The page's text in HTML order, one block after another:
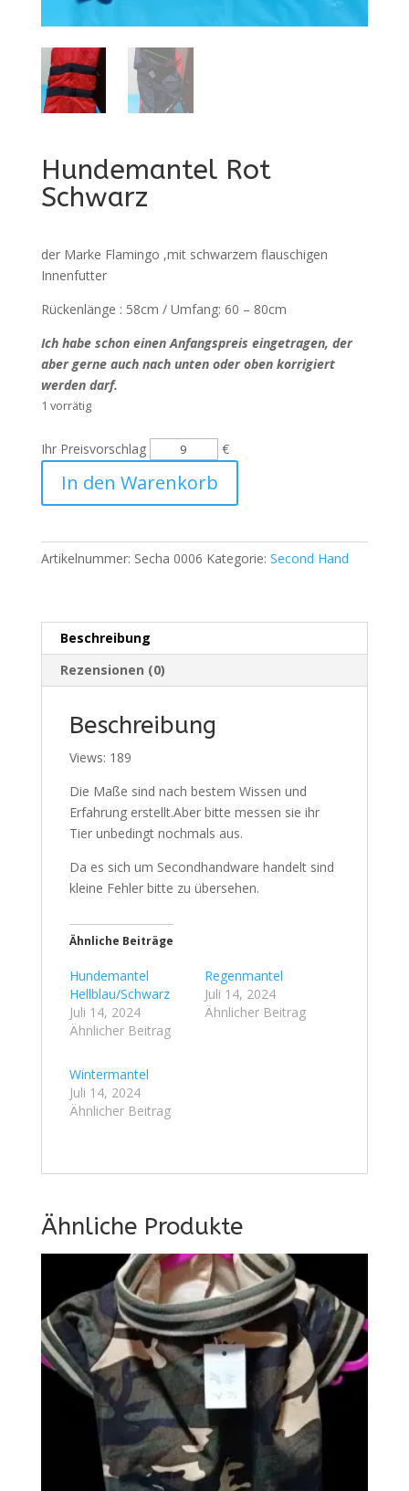
Hundemantel Rot
Schwarz
der Marke Flamingo ,mit schwarzem flauschigen
Innenfutter
Rückenlänge : 58cm / Umfang: 60 – 80cm
Ich habe schon einen Anfangspreis eingetragen, der
aber gerne auch nach unten oder oben korrigiert
werden darf.
1 vorrätig
Ihr Preisvorschlag €
Hundemantel
Rot
Schwarz
Menge
In den Warenkorb
Artikelnummer: Secha 0006 Kategorie: Second Hand
Beschreibung
Rezensionen (0)
Beschreibung
Views: 189
Die Maße sind nach bestem Wissen und
Erfahrung erstellt.Aber bitte messen sie ihr
Tier unbedingt nochmals aus.
Da es sich um Secondhandware handelt sind
kleine Fehler bitte zu übersehen.
Ähnliche Beiträge
Hundemantel
Hellblau/Schwarz
Juli 14, 2024
Ähnlicher Beitrag
Regenmantel
Juli 14, 2024
Ähnlicher Beitrag
Wintermantel
Juli 14, 2024
Ähnlicher Beitrag
Ähnliche Produkte